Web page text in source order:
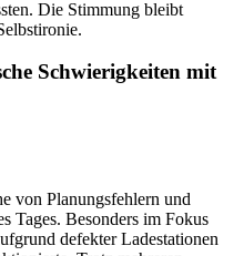
Die Stimmung bleibt
Schwierigkeiten mit
von Planungsfehlern und
Tages. Besonders im Fokus
defekter Ladestationen